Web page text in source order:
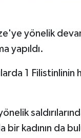
yönelik
yapıldı.
1 Filistinlinin
bir kadının da